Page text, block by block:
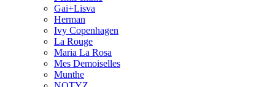
Gai+Lisva
Herman
Ivy Copenhagen
La Rouge
Maria La Rosa
Mes Demoiselles
Munthe